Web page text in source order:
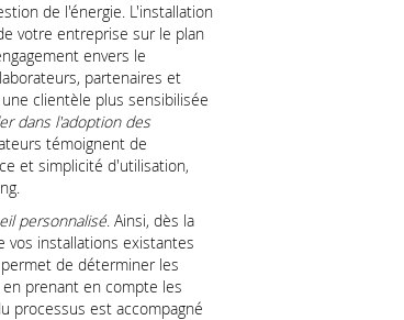
de l'énergie. L'installation
votre entreprise sur le plan
envers le
partenaires et
clientèle plus sensibilisée
dans l'adoption des
témoignent de
et simplicité d'utilisation,
personnalisé. Ainsi, dès la
vos installations existantes
de déterminer les
prenant en compte les
processus est accompagné